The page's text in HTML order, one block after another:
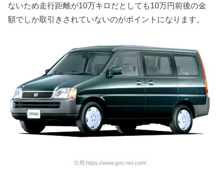
ないため走行距離が10万キロだとしても10万円前後の金
額でしか取引きされていないのがポイントになります。
引用:https://www.goo-net.com/